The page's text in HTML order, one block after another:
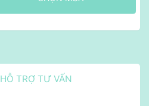
HỖ TRỢ TƯ VẤN